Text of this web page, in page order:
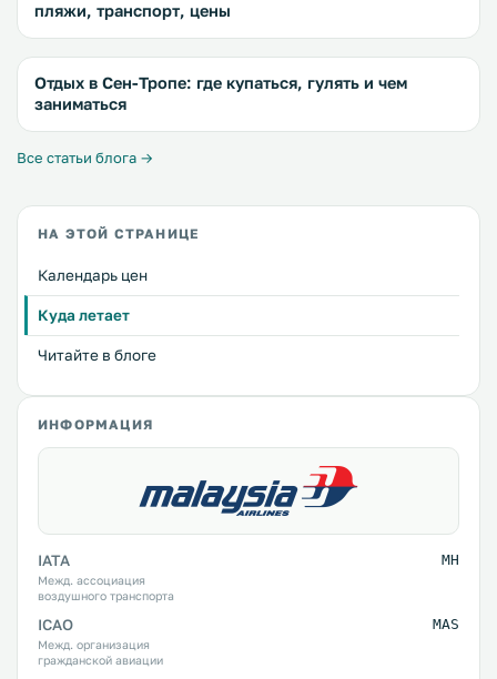
пляжи, транспорт, цены
Отдых в Сен-Тропе: где купаться, гулять и чем
заниматься
Все статьи блога →
НА ЭТОЙ СТРАНИЦЕ
Календарь цен
Куда летает
Читайте в блоге
ИНФОРМАЦИЯ
IATA
Межд. ассоциация
воздушного транспорта
MH
ICAO
Межд. организация
гражданской авиации
MAS